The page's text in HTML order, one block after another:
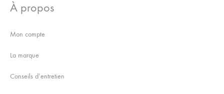
À propos
Mon compte
La marque
Conseils d’entretien